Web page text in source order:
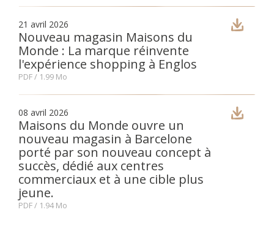
21 avril 2026
Nouveau magasin Maisons du
Monde : La marque réinvente
l'expérience shopping à Englos
PDF/ 1.99 Mo
08 avril 2026
Maisons du Monde ouvre un
nouveau magasin à Barcelone
porté par son nouveau concept à
succès, dédié aux centres
commerciaux et à une cible plus
jeune.
PDF/ 1.94 Mo